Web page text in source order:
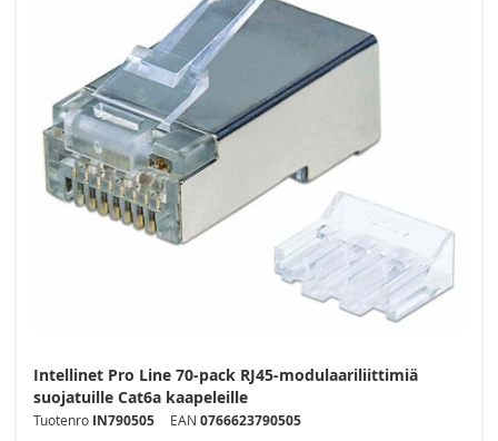
Intellinet Pro Line 70-pack RJ45-modulaariliittimiä
suojatuille Cat6a kaapeleille
Tuotenro IN790505 EAN 0766623790505